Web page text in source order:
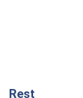
Rest